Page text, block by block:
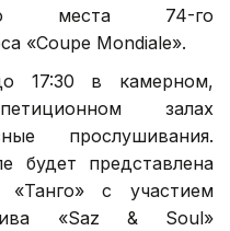
места 74-го
«Coupe Mondiale».
17:30 в камерном,
залах
прослушивания.
будет представлена
«Танго» с участием
«Saz & Soul»